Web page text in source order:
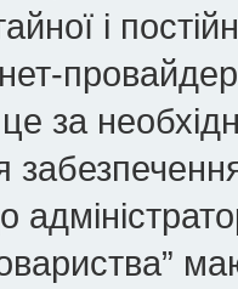
і
за